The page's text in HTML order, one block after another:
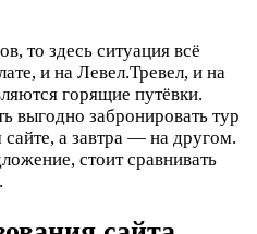
то здесь ситуация всё
и на Левел.Тревел, и на
горящие путёвки.
выгодно забронировать тур
а завтра — на другом.
стоит сравнивать